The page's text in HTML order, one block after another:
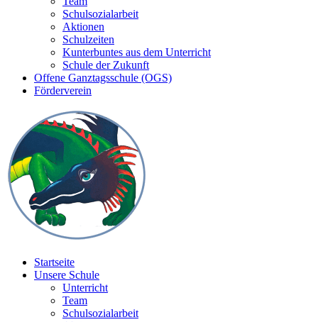
Schulsozialarbeit
Aktionen
Schulzeiten
Kunterbuntes aus dem Unterricht
Schule der Zukunft
Offene Ganztagsschule (OGS)
Förderverein
Startseite
Unsere Schule
Unterricht
Team
Schulsozialarbeit